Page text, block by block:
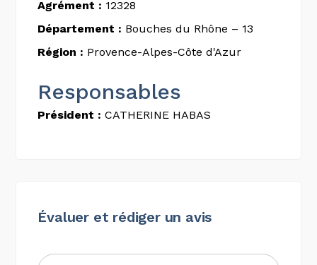
Agrément : 12328
Département : Bouches du Rhône – 13
Région : Provence-Alpes-Côte d'Azur
Responsables
Président : CATHERINE HABAS
Évaluer et rédiger un avis